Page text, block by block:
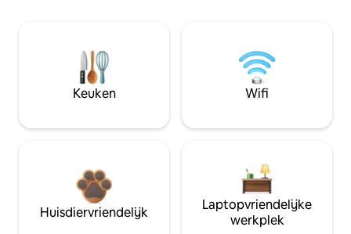
Keuken Wifi
Huisdiervriendelijk
Laptopvriendelijke
werkplek